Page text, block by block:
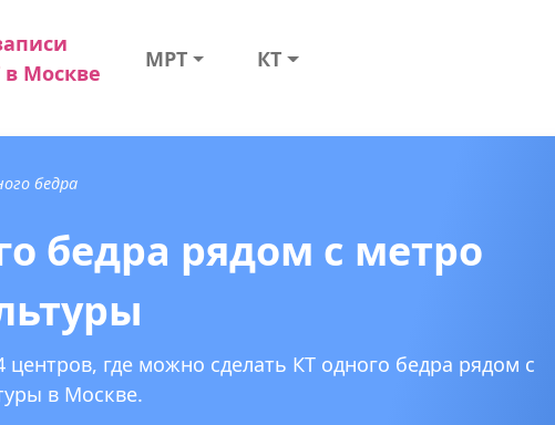
Москве
МРТ КТ
бедра
бедра рядом с метро
где можно сделать КТ одного бедра рядом с
в Москве.